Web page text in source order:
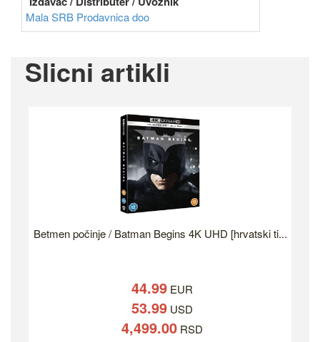
Mala SRB Prodavnica doo
Slicni artikli
Betmen počinje / Batman Begins 4K UHD [hrvatski ti...
44.99EUR
53.99USD
4,499.00RSD